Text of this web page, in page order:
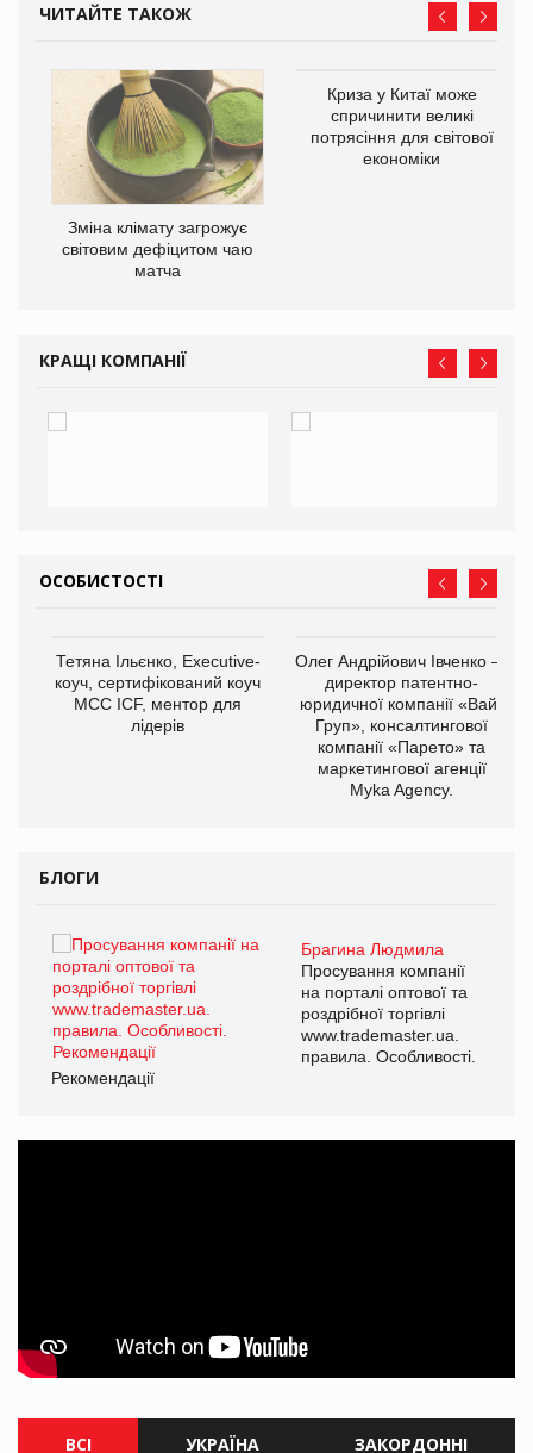
ЧИТАЙТЕ ТАКОЖ
Зміна клімату загрожує
світовим дефіцитом чаю
матча
Криза у Китаї може
спричинити великі
потрясіння для світової
економіки
КРАЩІ КОМПАНІЇ
ОСОБИСТОСТІ
Тетяна Ільєнко, Executive-
коуч, сертифікований коуч
МСС ICF, ментор для
лідерів
Олег Андрійович Івченко —
директор патентно-
юридичної компанії «Вайз
Груп», консалтингової
компанії «Парето» та
маркетингової агенції
Myka Agency.
БЛОГИ
Брагина Людмила
Просування компанії
на порталі оптової та
роздрібної торгівлі
www.trademaster.ua.
правила. Особливості.
Рекомендації
ВСІ УКРАЇНА ЗАКОРДОННІ